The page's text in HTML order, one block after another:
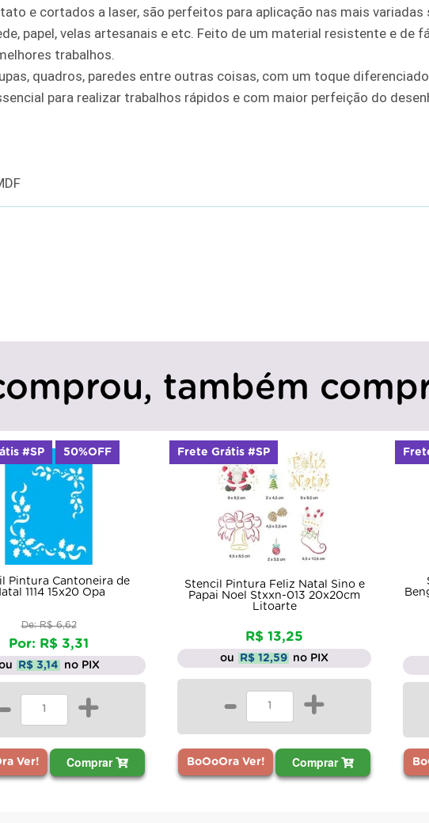
e cortados a laser, são perfeitos para aplicação nas mais variadas
papel, velas artesanais e etc. Feito de um material resistente e de
trabalhos.
quadros, paredes entre outras coisas, com um toque
para realizar trabalhos rápidos e com maior perfeição do
também
Feliz Natal Sino e
Stxxn-013 20x20cm
R$ 13,25
R$ 12,59 no PIX
+
Ver! Comprar
#SP
Stencil Pintura Estamparia
Bengalas de Natal 3285 15x20 Opa
Por: R$ 3,31
ou R$ 3,14 no PIX
- +
BoOoOra Ver! Comprar
Frete Grátis #SP 50%OFF